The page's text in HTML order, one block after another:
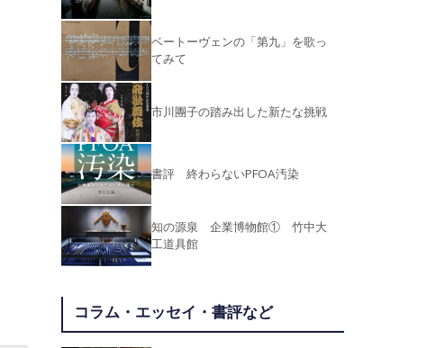
ベートーヴェンの「第九」を歌っ
てみて
市川團子の踏み出した新たな挑戦
書評 終わらないPFOA汚染
知の源泉 企業博物館① 竹中大
工道具館
コラム・エッセイ・書評など